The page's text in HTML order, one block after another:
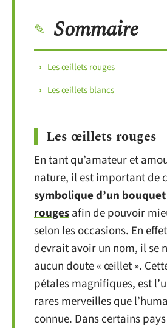
Sommaire
Les œillets rouges
Les œillets blancs
Les œillets rouges
En tant qu’amateur et
nature, il est important de
symbolique d’un
rougesafin de pouvoir
selon les occasions. En
devrait avoir un nom, il se
aucun doute « œillet ».
pétales magnifiques, est
rares merveilles que
connue. Dans certains